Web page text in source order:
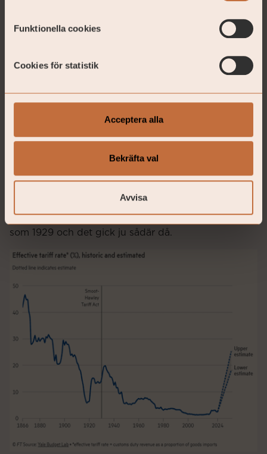
Funktionella cookies
Cookies för statistik
Acceptera alla
Bekräfta val
Avvisa
Just nu är Trumps tariffer på ungefär samma nivåer
som 1929 och det gick ju sådär då.